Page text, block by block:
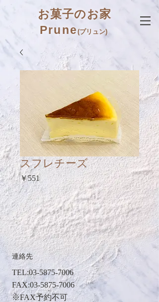
お菓子のお家
Prune(プリュン)
スフレチーズ
￥551価
格
連絡先
TEL:03-5875-7006
FAX:03-5875-7006
※FAX予約不可